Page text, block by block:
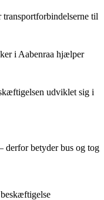
til
i Aabenraa hjælper
udviklet sig i
betyder bus og tog